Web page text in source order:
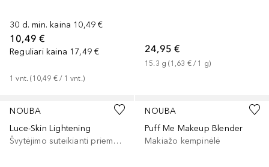
30 d. min. kaina 10,49 €
10,49 €
Reguliari kaina 17,49 €
1 vnt. (10,49 € / 1 vnt. )
24,95 €
15.3 g (1,63 € / 1 g)
NOUBA
Luce-Skin Lightening
Švytėjimo suteikianti priemonė/highlighteris
NOUBA
Puff Me Makeup Blender
Makiažo kempinėlė